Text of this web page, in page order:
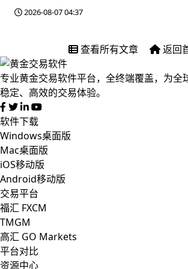
2026-08-07 04:37
查看所有文章 返回
专业黄金交易软件平台，全终端覆盖，为全
稳定、高效的交易体验。
软件下载
Windows桌面版
Mac桌面版
iOS移动版
Android移动版
交易平台
福汇 FXCM
TMGM
高汇 GO Markets
平台对比
资源中心